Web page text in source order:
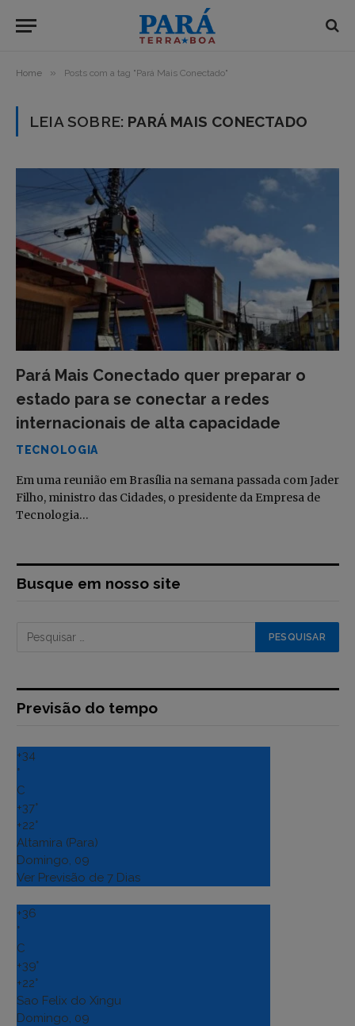
Home » Posts com a tag "Pará Mais Conectado"
LEIA SOBRE: PARÁ MAIS CONECTADO
Pará Mais Conectado quer preparar o
estado para se conectar a redes
internacionais de alta capacidade
TECNOLOGIA
Em uma reunião em Brasília na semana passada com Jader
Filho, ministro das Cidades, o presidente da Empresa de
Tecnologia…
Busque em nosso site
Previsão do tempo
+34
°
C
+37°
+22°
Altamira (Para)
Domingo, 09
Ver Previsão de 7 Dias
+36
°
C
+39°
+22°
Sao Felix do Xingu
Domingo, 09